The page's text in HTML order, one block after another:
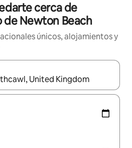
cerca de
de Newton Beach
únicos, alojamientos y
disponibles, navega con las